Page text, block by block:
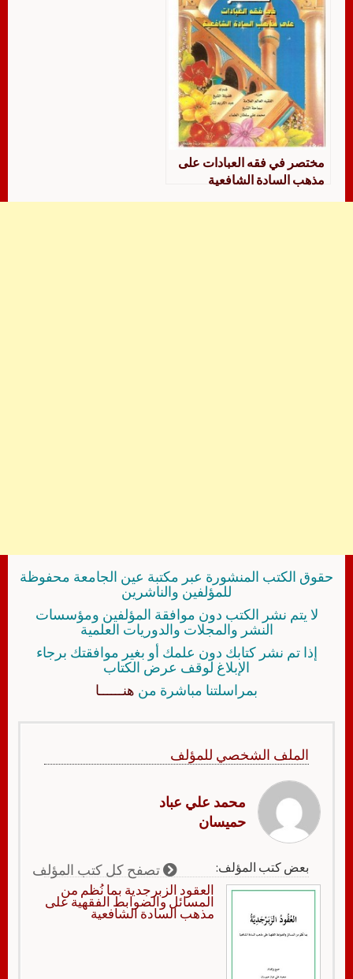
مختصر في فقه العبادات على
مذهب السادة الشافعية
حقوق الكتب المنشورة عبر مكتبة عين الجامعة محفوظة
للمؤلفين والناشرين
لا يتم نشر الكتب دون موافقة المؤلفين ومؤسسات
النشر والمجلات والدوريات العلمية
إذا تم نشر كتابك دون علمك أو بغير موافقتك برجاء
الإبلاغ لوقف عرض الكتاب
بمراسلتنا مباشرة من هنــــــا
الملف الشخصي للمؤلف
محمد علي عباد
حميسان
بعض كتب المؤلف: تصفح كل كتب المؤلف
العقود الزبرجدية بما نُظم من
المسائل والضوابط الفقهية على
مذهب السادة الشافعية